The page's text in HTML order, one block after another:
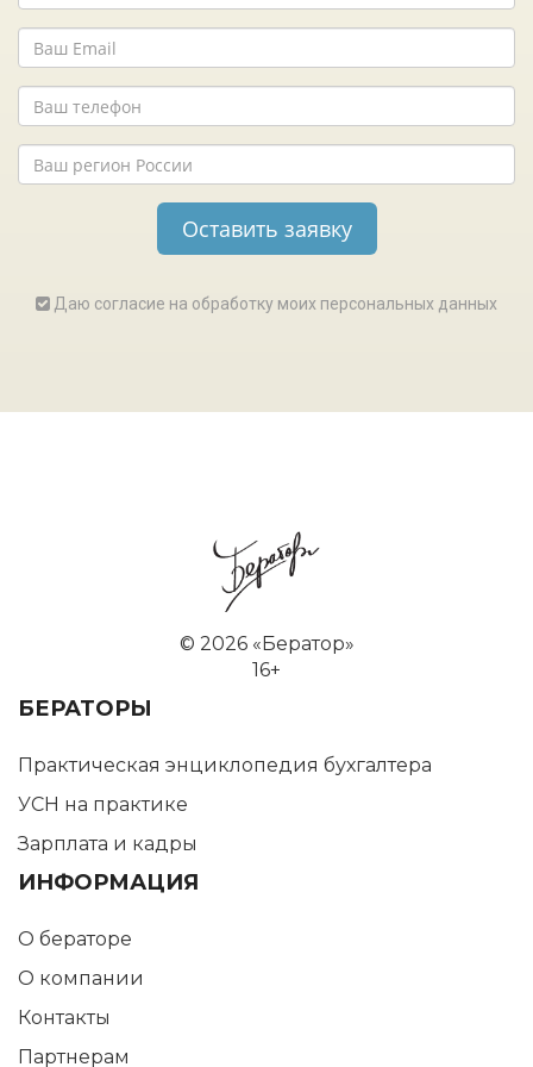
Даю согласие на обработку моих персональных данных
© 2026 «Бератор»
16+
БЕРАТОРЫ
Практическая энциклопедия бухгалтера
УСН на практике
Зарплата и кадры
ИНФОРМАЦИЯ
О бераторе
О компании
Контакты
Партнерам